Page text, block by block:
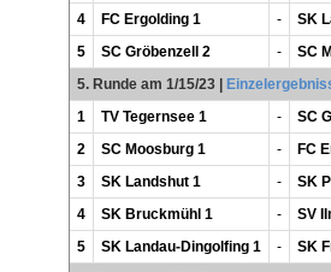
4
FC Ergolding 1 -
SK
5
SC Gröbenzell 2 -
SC
5. Runde am 1/15/23|
1
TV Tegernsee 1 -
SC
2
SC Moosburg 1 -
FC
3
SK Landshut 1 -
SK
4
SK Bruckmühl 1 -
SV
5
SK Landau-Dingolfing 1 -
SK